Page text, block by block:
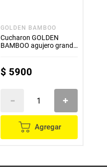
GOLDEN BAMBOO
Cucharon GOLDEN
BAMBOO agujero grande
$ 5900
Agregar